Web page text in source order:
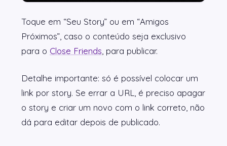
Toque em “Seu Story” ou em “Amigos
Próximos”, caso o conteúdo seja exclusivo
para o Close Friends , para publicar.
Detalhe importante: só é possível colocar um
link por story. Se errar a URL, é preciso apagar
o story e criar um novo com o link correto, não
dá para editar depois de publicado.